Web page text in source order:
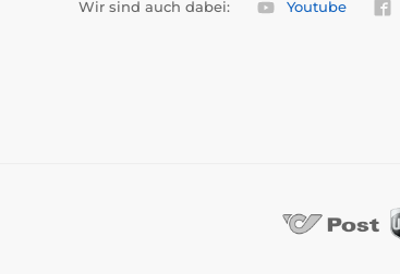
Wir sind auch dabei: Youtube